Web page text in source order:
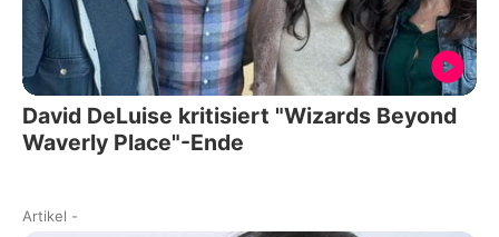
David DeLuise kritisiert "Wizards Beyond
Waverly Place"-Ende
Artikel -